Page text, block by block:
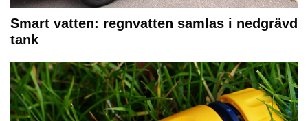
Smart vatten: regnvatten samlas i nedgrävd
tank